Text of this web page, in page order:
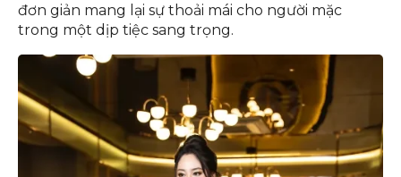
đơn giản mang lại sự thoải mái cho người mặc
trong một dịp tiệc sang trọng.